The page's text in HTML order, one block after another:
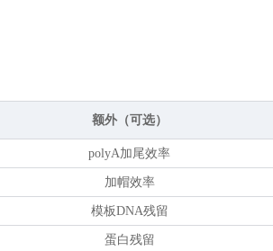
额外（可选）
polyA加尾效率
加帽效率
模板DNA残留
蛋白残留